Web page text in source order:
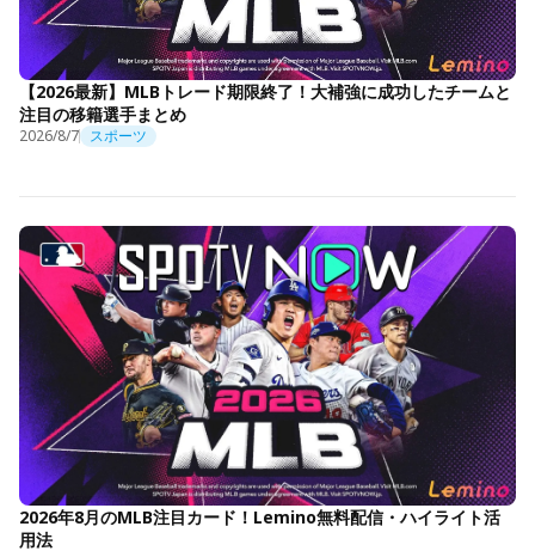
【2026最新】MLBトレード期限終了！大補強に成功したチームと
注目の移籍選手まとめ
2026/8/7 スポーツ
2026年8月のMLB注目カード！Lemino無料配信・ハイライト活
用法